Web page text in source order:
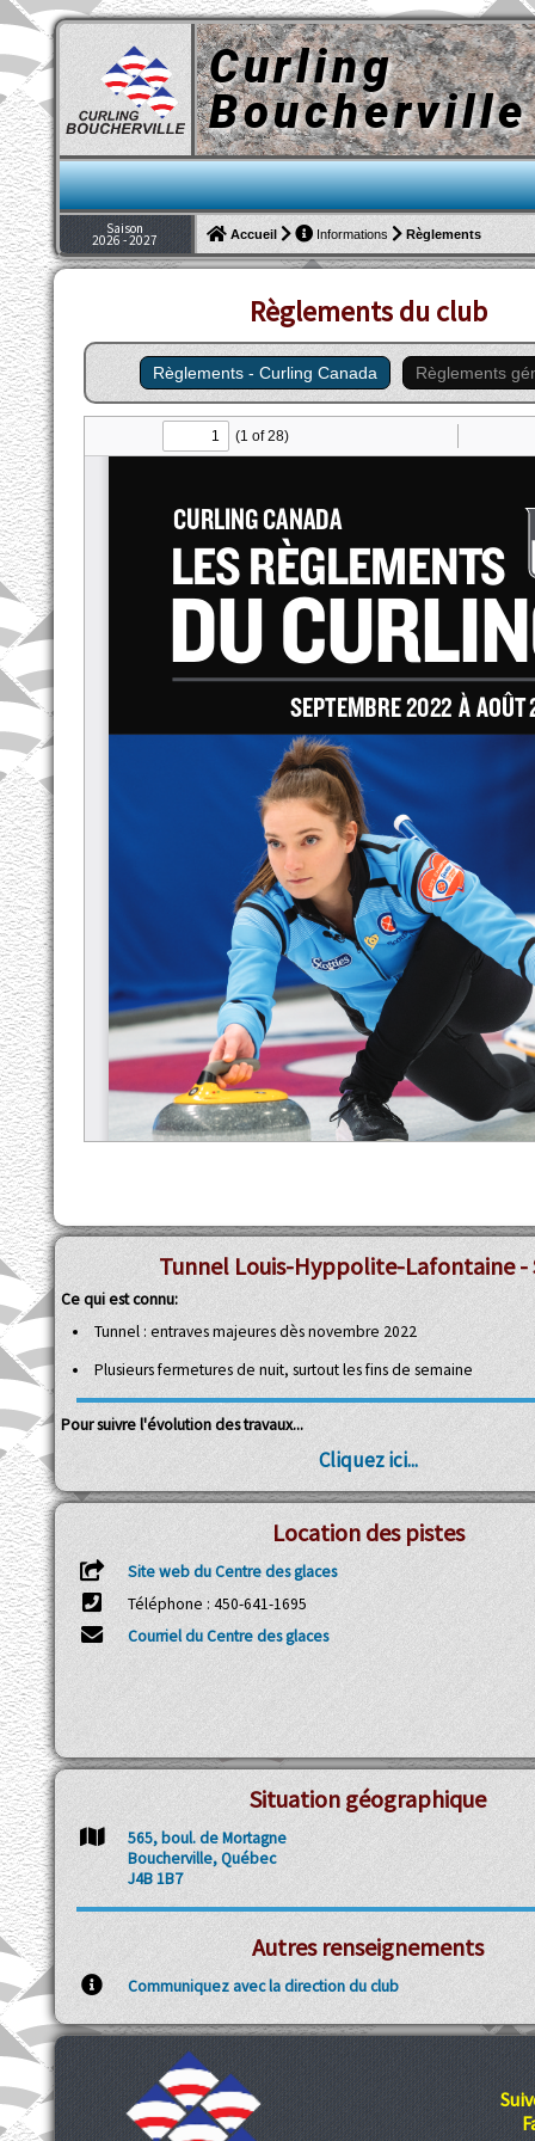
Curling
Boucherville
Saison
2026 - 2027 Accueil Informations Règlements
Règlements du club
Règlements - Curling Canada Règlements
Tunnel Louis-Hyppolite-Lafontaine -
Ce qui est connu:
Tunnel : entraves majeures dès novembre 2022
Plusieurs fermetures de nuit, surtout les fins de semaine
Pour suivre l'évolution des travaux...
Cliquez ici...
Location des pistes
Site web du Centre des glaces
Téléphone : 450-641-1695
Courriel du Centre des glaces
Situation géographique
565, boul. de Mortagne
Boucherville, Québec
J4B 1B7
Autres renseignements
Communiquez avec la direction du club